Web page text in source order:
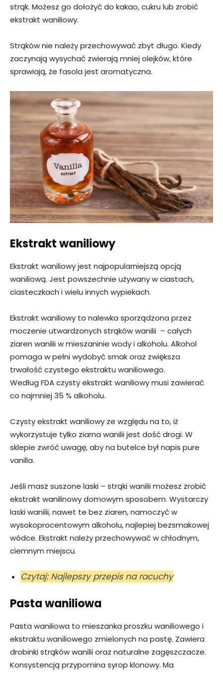
strąk. Możesz go dołożyć do kakao, cukru lub zrobić
ekstrakt waniliowy.
Strąków nie należy przechowywać zbyt długo. Kiedy
zaczynają wysychać zwierają mniej olejków, które
sprawiają, że fasola jest aromatyczna.
Ekstrakt waniliowy
Ekstrakt waniliowy jest najpopularniejszą opcją
waniliową. Jest powszechnie używany w ciastach,
ciasteczkach i wielu innych wypiekach.
Ekstrakt waniliowy to nalewka sporządzona przez
moczenie utwardzonych strąków wanilii – całych
ziaren wanilii w mieszaninie wody i alkoholu. Alkohol
pomaga w pełni wydobyć smak oraz zwiększa
trwałość czystego ekstraktu waniliowego.
Według FDA czysty ekstrakt waniliowy musi zawierać
co najmniej 35 % alkoholu.
Czysty ekstrakt waniliowy ze względu na to, iż
wykorzystuje tylko ziarna wanilii jest dość drogi. W
sklepie zwróć uwagę, aby na butelce był napis pure
vanilla.
Jeśli masz suszone laski – strąki wanilii możesz zrobić
ekstrakt wanilinowy domowym sposobem. Wystarczy
laski wanilii, nawet te bez ziaren, namoczyć w
wysokoprocentowym alkoholu, najlepiej bezsmakowej
wódce. Ekstrakt należy przechowywać w chłodnym,
ciemnym miejscu.
Czytaj: Najlepszy przepis na racuchy
Pasta waniliowa
Pasta waniliowa to mieszanka proszku waniliowego i
ekstraktu waniliowego zmielonych na pastę. Zawiera
drobinki strąków wanilii oraz naturalne zagęszczacze.
Konsystencją przypomina syrop klonowy. Ma